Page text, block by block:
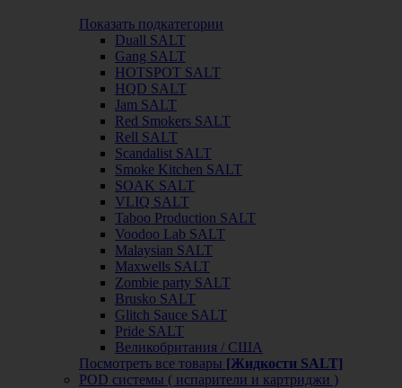
Показать подкатегории
Duall SALT
Gang SALT
HOTSPOT SALT
HQD SALT
Jam SALT
Red Smokers SALT
Rell SALT
Scandalist SALT
Smoke Kitchen SALT
SOAK SALT
VLIQ SALT
Taboo Production SALT
Voodoo Lab SALT
Malaysian SALT
Maxwells SALT
Zombie party SALT
Brusko SALT
Glitch Sauce SALT
Pride SALT
Великобритания / США
Посмотреть все товары [Жидкости SALT]
POD системы ( испарители и картриджи )